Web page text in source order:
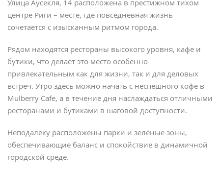
Улица Аусекля, 14 расположена в престижном тихом
центре Риги – месте, где повседневная жизнь
сочетается с изысканным ритмом города.
Рядом находятся рестораны высокого уровня, кафе и
бутики, что делает это место особенно
привлекательным как для жизни, так и для деловых
встреч. Утро здесь можно начать с неспешного кофе в
Mulberry Cafe, а в течение дня наслаждаться отличными
ресторанами и бутиками в шаговой доступности.
Неподалёку расположены парки и зелёные зоны,
обеспечивающие баланс и спокойствие в динамичной
городской среде.